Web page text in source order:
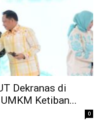
Dekranas di
Ketiban...
0